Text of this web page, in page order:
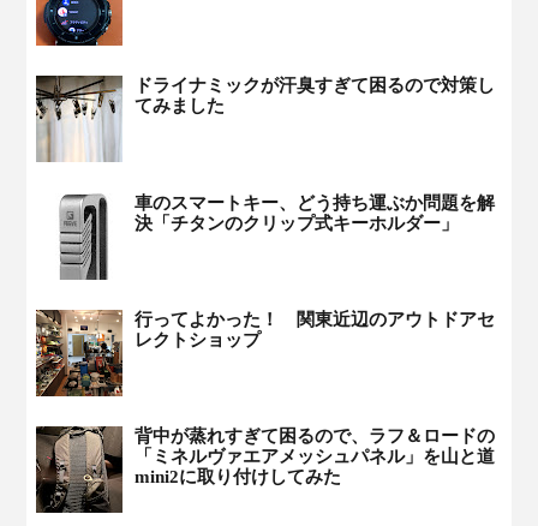
ドライナミックが汗臭すぎて困るので対策し
てみました
車のスマートキー、どう持ち運ぶか問題を解
決「チタンのクリップ式キーホルダー」
行ってよかった！ 関東近辺のアウトドアセ
レクトショップ
背中が蒸れすぎて困るので、ラフ＆ロードの
「ミネルヴァエアメッシュパネル」を山と道
mini2に取り付けしてみた